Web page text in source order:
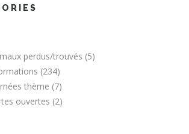
perdus/trouvés (5)
(234)
thème (7)
ouvertes (2)